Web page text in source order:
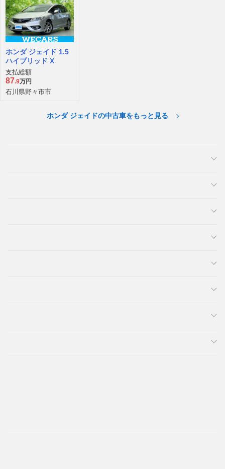
ホンダ ジェイド 1.5
ハイブリッド X
支払総額
87.9万円
石川県野々市市
ホンダ ジェイドの中古車をもっと見る